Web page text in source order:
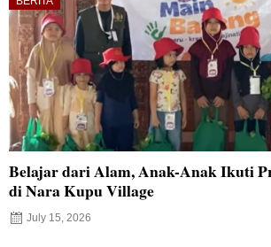
Belajar dari Alam, Anak-Anak Ikuti
di Nara Kupu Village
July 15, 2026